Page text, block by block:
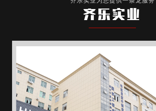
齐乐实业